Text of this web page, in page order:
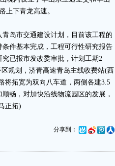
上下青龙高速。
岛市交通建设计划，目前该工程的
件基本完成，工程可行性研究报告
已报市发改委审批，计划工期2
规划，济青高速青岛主线收费站(西
将拓宽为双向八车道，两侧各建3.5
畅，对加快沿线物流园区的发展，
正拓)
分享到：